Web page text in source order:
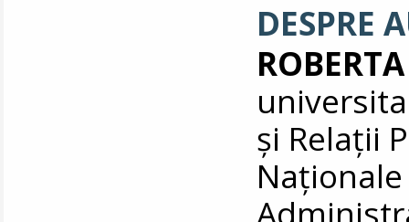
DESPRE
și Relații